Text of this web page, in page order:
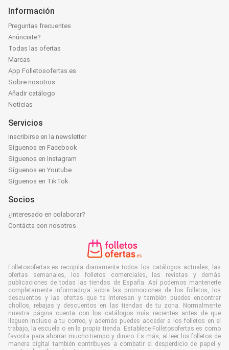
Información
Preguntas frecuentes
Anúnciate?
Todas las ofertas
Marcas
App Folletosofertas.es
Sobre nosotros
Añadir catálogo
Noticias
Servicios
Inscribirse en la newsletter
Síguenos en Facebook
Síguenos en Instagram
Síguenos en Youtube
Síguenos en TikTok
Socios
¿Interesado en colaborar?
Contácta con nosotros
Folletosofertas.es recopila diariamente todos los catálogos actuales, las
ofertas semanales, los folletos comerciales, las revistas y demás
publicaciones de todas las tiendas de España. Así podemos mantenerte
completamente informado/a sobre las promociones de los folletos, los
descuentos y las ofertas que te interesan y también puedes encontrar
chollos, rebajas y descuentos en las tiendas de tu zona. Normalmente
nuestra página cuenta con los catálogos más recientes antes de que
lleguen incluso a tu correo, y además puedes acceder a los folletos en el
trabajo, la escuela o en la propia tienda. Establece Folletosofertas.es como
favorita para ahorrar mucho tiempo y dinero. Es más, al leer los folletos de
manera digital también contribuyes a combatir el desperdicio de papel y